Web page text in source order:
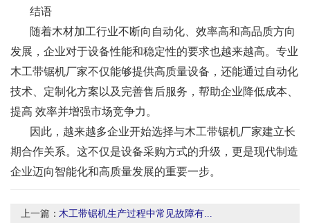
结语
随着木材加工行业不断向自动化、效率高和高品质方向
发展，企业对于设备性能和稳定性的要求也越来越高。专业
木工带锯机厂家不仅能够提供高质量设备，还能通过自动化
技术、定制化方案以及完善售后服务，帮助企业降低成本、
提高 效率并增强市场竞争力。
因此，越来越多企业开始选择与木工带锯机厂家建立长
期合作关系。这不仅是设备采购方式的升级，更是现代制造
企业迈向智能化和高质量发展的重要一步。
上一篇： 木工带锯机生产过程中常见故障有...